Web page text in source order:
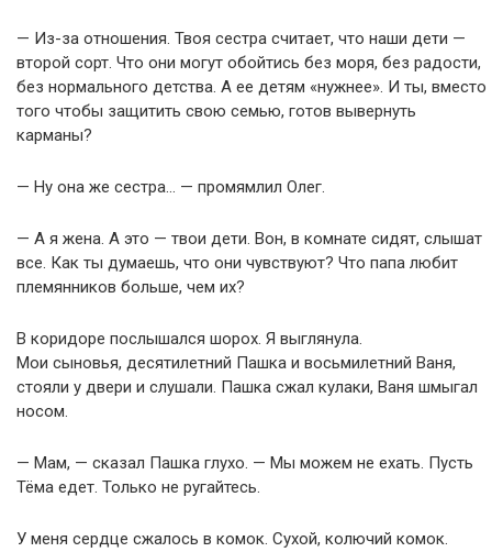
— Из-за отношения. Твоя сестра считает, что наши дети —
второй сорт. Что они могут обойтись без моря, без радости,
без нормального детства. А ее детям «нужнее». И ты, вместо
того чтобы защитить свою семью, готов вывернуть
карманы?
— Ну она же сестра… — промямлил Олег.
— А я жена. А это — твои дети. Вон, в комнате сидят, слышат
все. Как ты думаешь, что они чувствуют? Что папа любит
племянников больше, чем их?
В коридоре послышался шорох. Я выглянула.
Мои сыновья, десятилетний Пашка и восьмилетний Ваня,
стояли у двери и слушали. Пашка сжал кулаки, Ваня шмыгал
носом.
— Мам, — сказал Пашка глухо. — Мы можем не ехать. Пусть
Тёма едет. Только не ругайтесь.
У меня сердце сжалось в комок. Сухой, колючий комок.